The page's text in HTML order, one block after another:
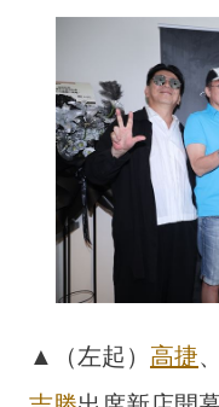
▲（左起） 高捷、